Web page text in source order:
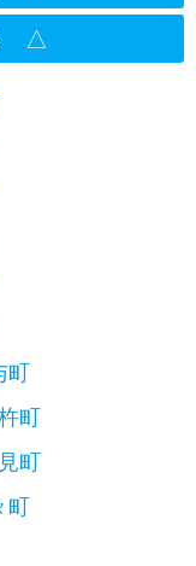
△
町
町
町
町